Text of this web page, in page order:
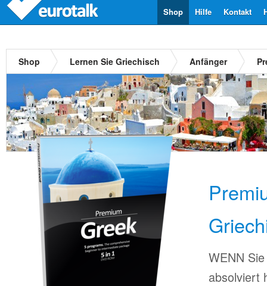
Kontakt
Hilfe
Shop
Shop Lernen Sie Griechisch Anfänger
WENN
absolviert